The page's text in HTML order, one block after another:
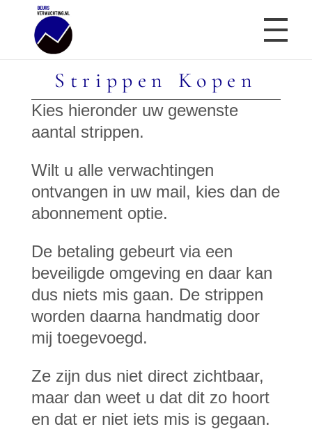
Strippen Kopen
Kies hieronder uw gewenste
aantal strippen.
Wilt u alle verwachtingen
ontvangen in uw mail, kies dan de
abonnement optie.
De betaling gebeurt via een
beveiligde omgeving en daar kan
dus niets mis gaan. De strippen
worden daarna handmatig door
mij toegevoegd.
Ze zijn dus niet direct zichtbaar,
maar dan weet u dat dit zo hoort
en dat er niet iets mis is gegaan.